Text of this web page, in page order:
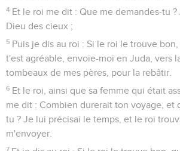
4 Et le roi me dit : Que me demandes-tu
Dieu des cieux ;
5 Puis je dis au roi : Si le roi le trouve
t'est agréable, envoie-moi en Juda, vers
tombeaux de mes pères, pour la rebâtir.
6 Et le roi, ainsi que sa femme qui était
me dit : Combien durerait ton voyage, et
tu ? Je lui précisai le temps, et le roi
m'envoyer.
7